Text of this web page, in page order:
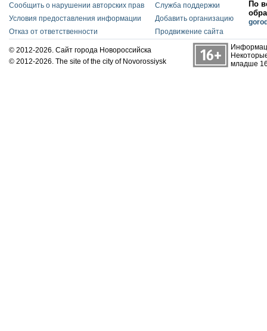
Сообщить о нарушении авторских прав
Условия предоставления информации
Отказ от ответственности
Служба поддержки
Добавить организацию
Продвижение сайта
По
© 2012-2026. Сайт города Новороссийска
© 2012-2026. The site of the city of Novorossiysk
младше